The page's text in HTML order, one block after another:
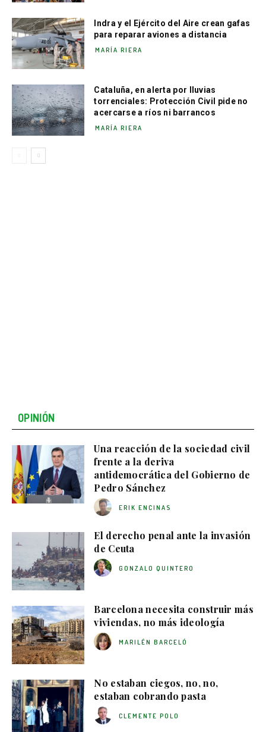
Indra y el Ejército del Aire crean gafas
para reparar aviones a distancia
MARÍA RIERA
Cataluña, en alerta por lluvias
torrenciales: Protección Civil pide no
acercarse a ríos ni barrancos
MARÍA RIERA
OPINIÓN
Una reacción de la sociedad civil
frente a la deriva
antidemocrática del Gobierno de
Pedro Sánchez
ERIK ENCINAS
El derecho penal ante la invasión
de Ceuta
GONZALO QUINTERO
Barcelona necesita construir más
viviendas, no más ideología
MARILÉN BARCELÓ
No estaban ciegos, no, no,
estaban cobrando pasta
CLEMENTE POLO